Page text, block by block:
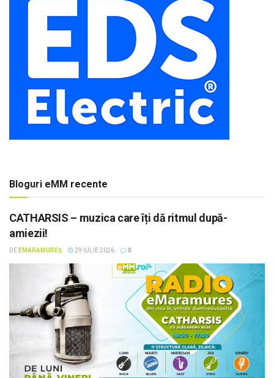
Bloguri eMM recente
CATHARSIS – muzica care îți dă ritmul după-
amiezii!
DE EMARAMUREȘ 29 IULIE 2026 0